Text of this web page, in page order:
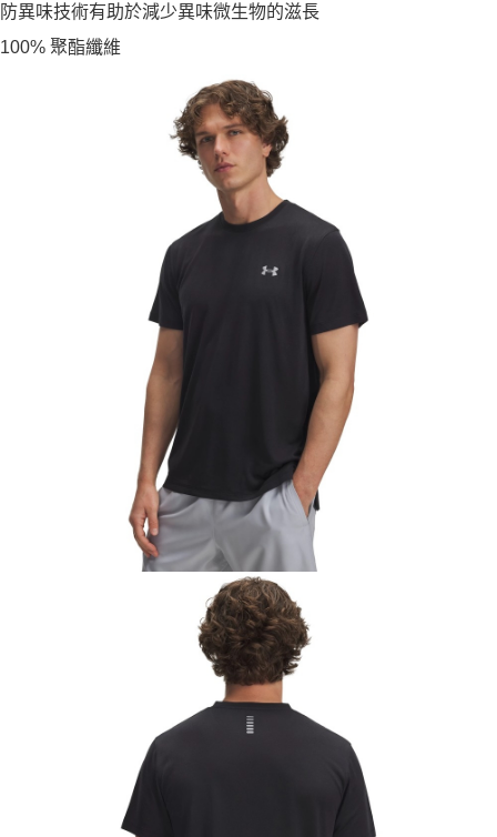
防異味技術有助於減少異味微生物的滋長
100% 聚酯纖維